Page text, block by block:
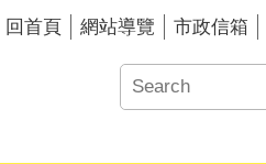
回首頁 網站導覽 市政信箱